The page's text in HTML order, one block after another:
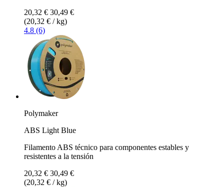
20,32 € 30,49 €
(20,32 € / kg)
4.8 (6)
Polymaker
ABS Light Blue
Filamento ABS técnico para componentes estables y
resistentes a la tensión
20,32 € 30,49 €
(20,32 € / kg)